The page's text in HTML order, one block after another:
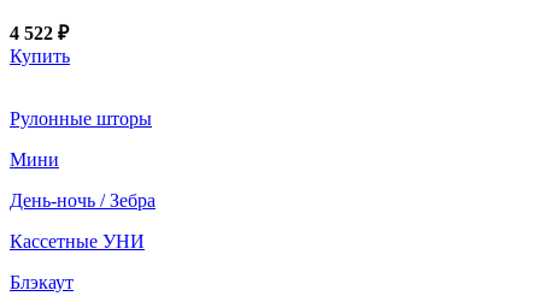
4 522 ₽
Купить
Рулонные шторы
Мини
День-ночь / Зебра
Кассетные УНИ
Блэкаут